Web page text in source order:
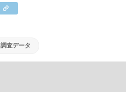
調査データ